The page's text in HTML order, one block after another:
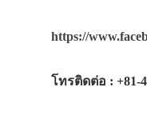
https://
โทรติดต่อ : +81-